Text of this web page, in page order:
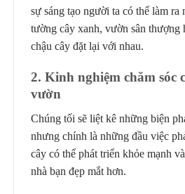
sự sáng tạo người ta có thể làm
tường cây xanh, vườn sân thượng
chậu cây đặt lại với nhau.
2. Kinh nghiệm chăm sóc
vườn
Chúng tối sẽ liệt kê những biện
nhưng chính là những đầu việc
cây có thể phát triển khỏe mạnh
nhà bạn đẹp mắt hơn.